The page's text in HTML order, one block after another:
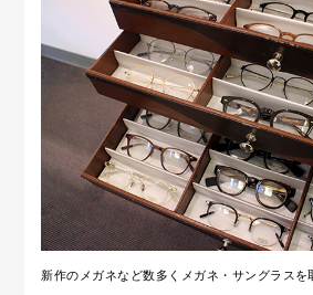
新作のメガネなど数多くメガネ・サングラスを